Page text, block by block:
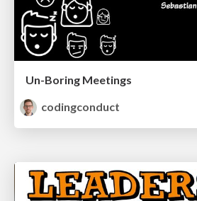
Un-Boring Meetings
codingconduct